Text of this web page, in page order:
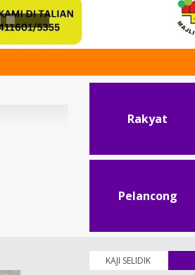
Rakyat
Pelancong
KAJI SELIDIK